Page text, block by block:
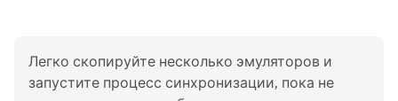
Легко скопируйте несколько эмуляторов и
запустите процесс синхронизации, пока не